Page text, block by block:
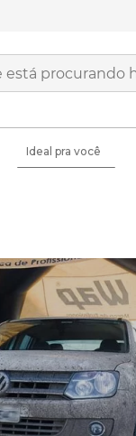
Ideal pra você